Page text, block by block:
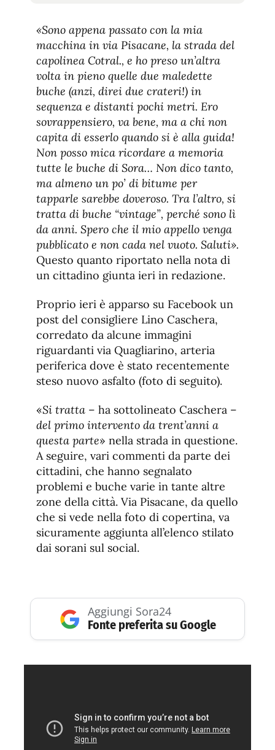
de
fuente
de
fuente.
«Sono appena passato con la mia
macchina in via Pisacane, la strada del
capolinea Cotral., e ho preso un’altra
volta in pieno quelle due maledette
buche (anzi, direi due crateri!) in
sequenza e distanti pochi metri. Ero
sovrappensiero, va bene, ma a chi non
capita di esserlo quando si è alla guida!
Non posso mica ricordare a memoria
tutte le buche di Sora… Non dico tanto,
ma almeno un po’ di bitume per
tapparle sarebbe doveroso. Tra l’altro, si
tratta di buche “vintage”, perché sono lì
da anni. Spero che il mio appello venga
pubblicato e non cada nel vuoto. Saluti».
Questo quanto riportato nella nota di
un cittadino giunta ieri in redazione.
Proprio ieri è apparso su Facebook un
post del consigliere Lino Caschera,
corredato da alcune immagini
riguardanti via Quagliarino, arteria
periferica dove è stato recentemente
steso nuovo asfalto (foto di seguito).
«Si tratta – ha sottolineato Caschera –
del primo intervento da trent’anni a
questa parte» nella strada in questione.
A seguire, vari commenti da parte dei
cittadini, che hanno segnalato
problemi e buche varie in tante altre
zone della città. Via Pisacane, da quello
che si vede nella foto di copertina, va
sicuramente aggiunta all’elenco stilato
dai sorani sul social.
Aggiungi Sora24
Fonte preferita su Google